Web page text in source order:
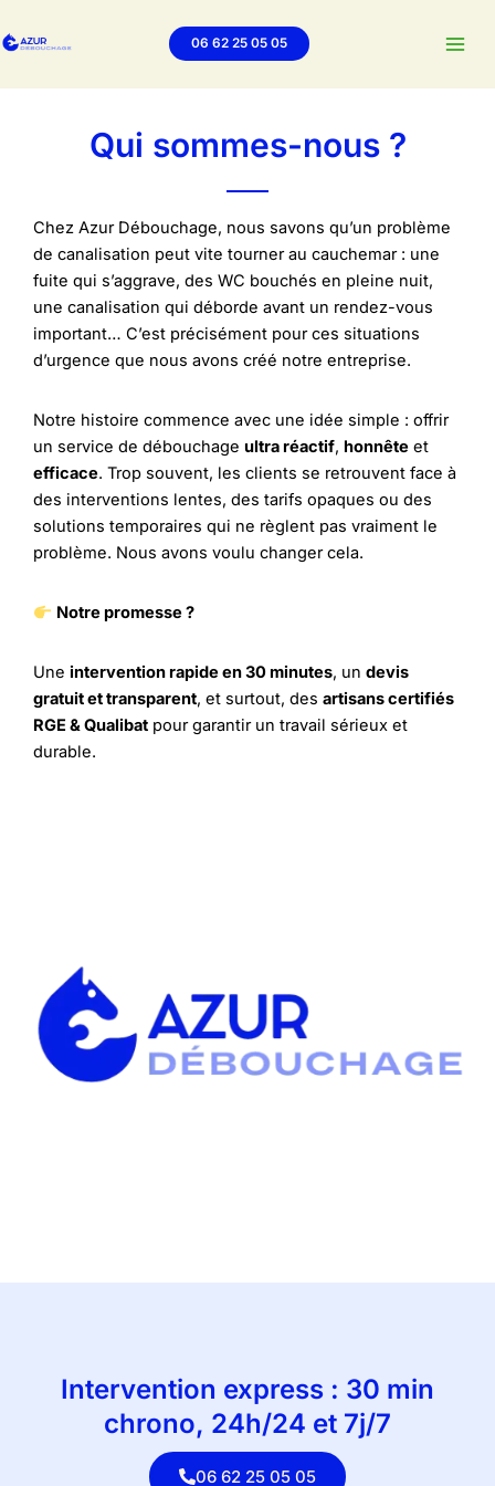
au
06 62 25 05 05
Qui sommes-nous ?
Chez Azur Débouchage, nous savons qu’un problème
de canalisation peut vite tourner au cauchemar : une
fuite qui s’aggrave, des WC bouchés en pleine nuit,
une canalisation qui déborde avant un rendez-vous
important… C’est précisément pour ces situations
d’urgence que nous avons créé notre entreprise.
Notre histoire commence avec une idée simple : offrir
un service de débouchage ultra réactif, honnête et
efficace. Trop souvent, les clients se retrouvent face à
des interventions lentes, des tarifs opaques ou des
solutions temporaires qui ne règlent pas vraiment le
problème. Nous avons voulu changer cela.
Notre promesse ?
Une intervention rapide en 30 minutes, un devis
gratuit et transparent, et surtout, des artisans certifiés
RGE & Qualibat pour garantir un travail sérieux et
durable.
Intervention express : 30 min
chrono, 24h/24 et 7j/7
06 62 25 05 05